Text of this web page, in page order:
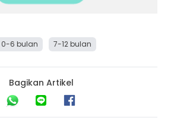
0-6 bulan 7-12 bulan
Bagikan Artikel